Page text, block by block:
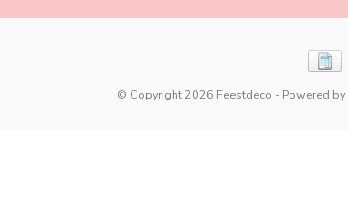
© Copyright 2026 Feestdeco - Powered by